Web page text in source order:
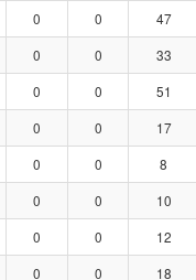
0 0 47
0 0 33
0 0 51
0 0 17
0 0 8
0 0 10
0 0 12
0 0 18